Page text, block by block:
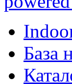
База